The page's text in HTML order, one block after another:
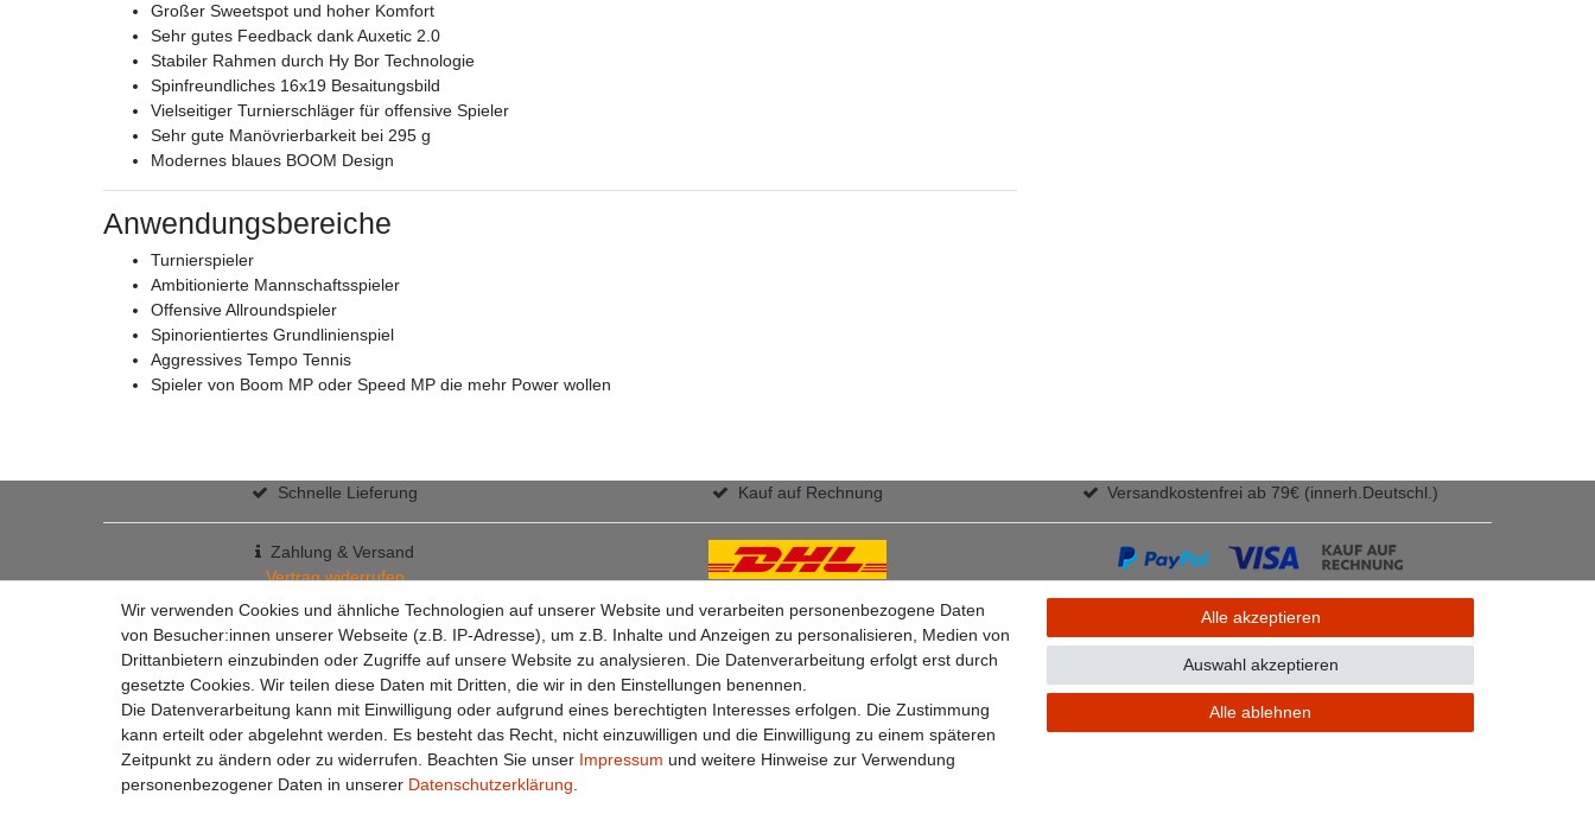
Großer Sweetspot und hoher Komfort
Sehr gutes Feedback dank Auxetic 2.0
Stabiler Rahmen durch Hy Bor Technologie
Spinfreundliches 16x19 Besaitungsbild
Vielseitiger Turnierschläger für offensive Spieler
Sehr gute Manövrierbarkeit bei 295 g
Modernes blaues BOOM Design
Anwendungsbereiche
Turnierspieler
Ambitionierte Mannschaftsspieler
Offensive Allroundspieler
Spinorientiertes Grundlinienspiel
Aggressives Tempo Tennis
Spieler von Boom MP oder Speed MP die mehr Power wollen
Schnelle Lieferung Kauf auf Rechnung Versandkostenfrei ab 79€ (innerh.Deutschl.)
Zahlung & Versand
Vertrag widerrufen
+49 7363 9200301
✉info@racketzone.de
Widerrufs­recht Widerrufs­formular Impressum Daten­schutz­erklärung
Wir verwenden Cookies und ähnliche Technologien auf unserer Website und verarbeiten personenbezogene Daten
von Besucher:innen unserer Webseite (z.B. IP-Adresse), um z.B. Inhalte und Anzeigen zu personalisieren, Medien von
Drittanbietern einzubinden oder Zugriffe auf unsere Website zu analysieren. Die Datenverarbeitung erfolgt erst durch
gesetzte Cookies. Wir teilen diese Daten mit Dritten, die wir in den Einstellungen benennen.
Die Datenverarbeitung kann mit Einwilligung oder aufgrund eines berechtigten Interesses erfolgen. Die Zustimmung
kann erteilt oder abgelehnt werden. Es besteht das Recht, nicht einzuwilligen und die Einwilligung zu einem späteren
Zeitpunkt zu ändern oder zu widerrufen. Beachten Sie unser Impressum und weitere Hinweise zur Verwendung
personenbezogener Daten in unserer Daten­schutz­erklärung
Alle akzeptieren
Alle ablehnen
Auswahl akzeptieren